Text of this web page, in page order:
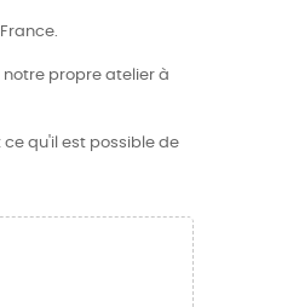
propre atelier à
qu'il est possible de